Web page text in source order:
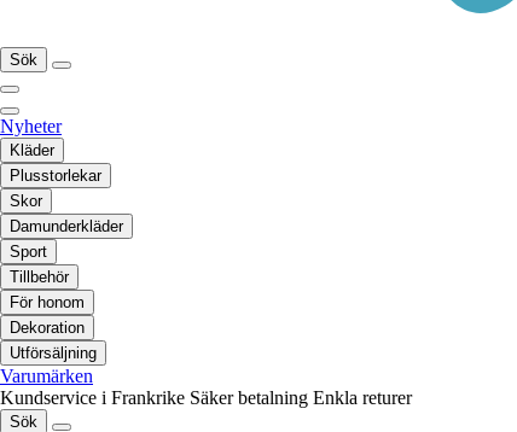
Sök
Nyheter
Kläder
Plusstorlekar
Skor
Damunderkläder
Sport
Tillbehör
För honom
Dekoration
Utförsäljning
Varumärken
Kundservice i Frankrike Säker betalning Enkla returer
Sök